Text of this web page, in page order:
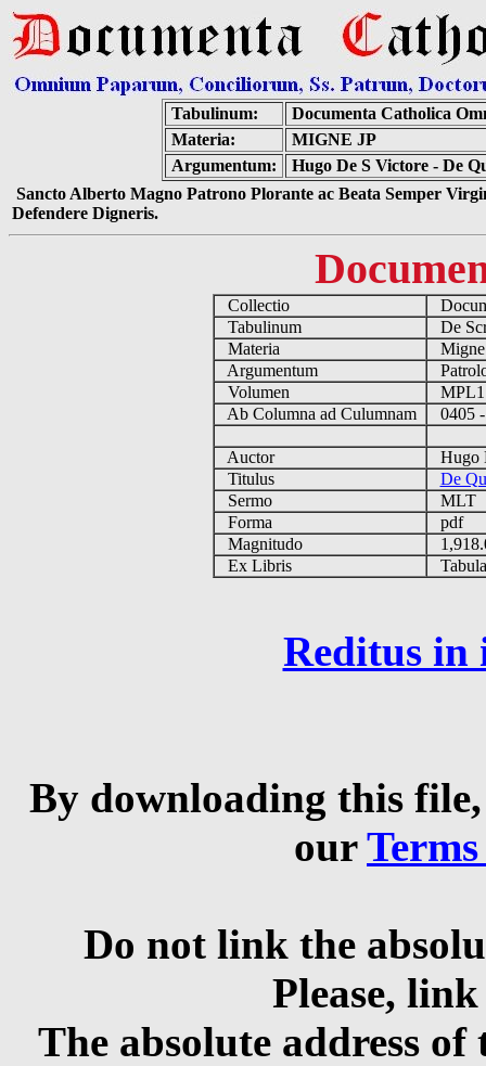
Tabulinum:
Documenta Catholica
Materia:
MIGNE JP
Argumentum:
Hugo De S Victore - De
Sancto Alberto Magno Patrono Plorante ac Beata Semper
Defendere Digneris.
Collectio
Tabulinum
De
Materia
Argumentum
Volumen
Ab Columna ad Culumnam
0405
Auctor
Hugo
Titulus
De
Sermo
MLT
Forma
pdf
Magnitudo
Ex Libris
Reditus in
By downloading this
our
Do not link the
Please,
The absolute address